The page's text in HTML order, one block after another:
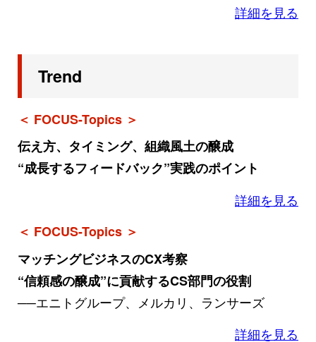
詳細を見る
Trend
＜ FOCUS-Topics ＞
伝え方、タイミング、組織風土の醸成
“成長するフィードバック”実践のポイント
詳細を見る
＜ FOCUS-Topics ＞
マッチングビジネスのCX考察
“信頼感の醸成”に貢献するCS部門の役割
──エニトグループ、メルカリ、ランサーズ
詳細を見る